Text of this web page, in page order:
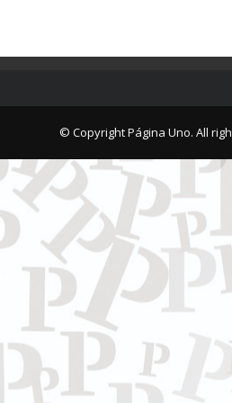
© Copyright Página Uno. All